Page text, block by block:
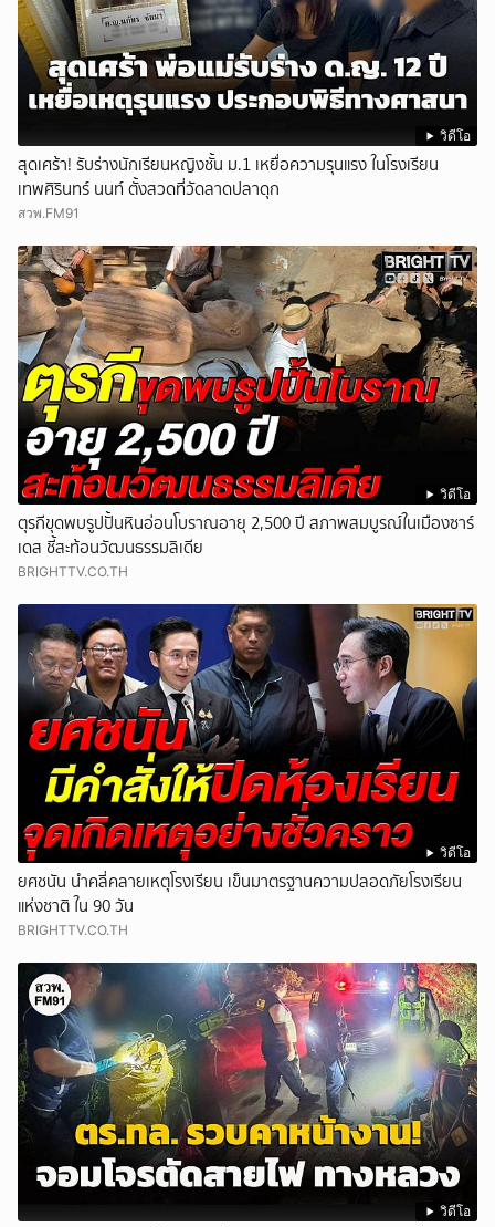
วิดีโอ
สุดเศร้า! รับร่างนักเรียนหญิงชั้น ม.1 เหยื่อความรุนแรง ในโรงเรียน
เทพศิรินทร์ นนท์ ตั้งสวดที่วัดลาดปลาดุก
สวพ.FM91
วิดีโอ
ตุรกีขุดพบรูปปั้นหินอ่อนโบราณอายุ 2,500 ปี สภาพสมบูรณ์ในเมืองซาร์
เดส ชี้สะท้อนวัฒนธรรมลิเดีย
BRIGHTTV.CO.TH
วิดีโอ
ยศชนัน นำคลี่คลายเหตุโรงเรียน เข็นมาตรฐานความปลอดภัยโรงเรียน
แห่งชาติ ใน 90 วัน
BRIGHTTV.CO.TH
วิดีโอ